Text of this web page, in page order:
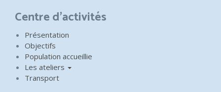
Centre d'activités
Présentation
Objectifs
Population accueillie
Les ateliers
Transport